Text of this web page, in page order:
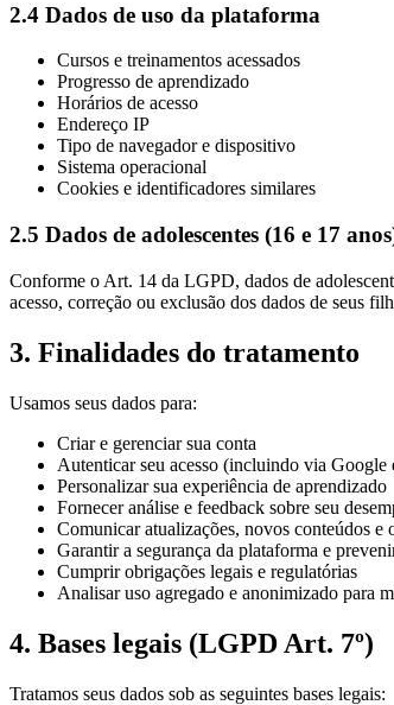
2.4 Dados de uso da plataforma
Cursos e treinamentos acessados
Progresso de aprendizado
Horários de acesso
Endereço IP
Tipo de navegador e dispositivo
Sistema operacional
Cookies e identificadores similares
2.5 Dados de adolescentes (16 e 17
Conforme o Art. 14 da LGPD, dados de
acesso, correção ou exclusão dos dados de seus
3. Finalidades do tratamento
Usamos seus dados para:
Criar e gerenciar sua conta
Autenticar seu acesso (incluindo via Google
Personalizar sua experiência de aprendizado
Fornecer análise e feedback sobre seu
Comunicar atualizações, novos conteúdos e
Garantir a segurança da plataforma e
Cumprir obrigações legais e regulatórias
Analisar uso agregado e anonimizado para
4. Bases legais (LGPD Art. 7º)
Tratamos seus dados sob as seguintes bases legais: